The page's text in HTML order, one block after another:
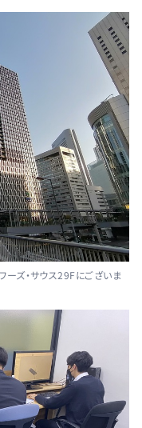
ズ・サウス29Fにございま